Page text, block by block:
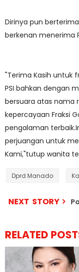
Dirinya pun
berkenan menerima
"Terima Kasih untuk
PSI bahkan dengan
bersuara atas nama
kepercayaan Fraksi
pengalaman
perjuangan untuk
Kami,"tutup wanita
Dprd Manado
NEXT STORY
RELATED